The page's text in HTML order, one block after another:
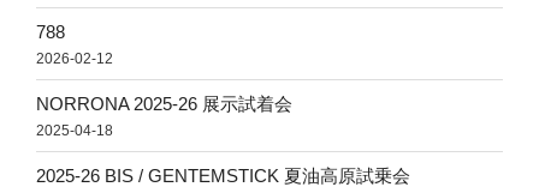
788
2026-02-12
NORRONA 2025-26 展示試着会
2025-04-18
2025-26 BIS / GENTEMSTICK 夏油高原試乗会